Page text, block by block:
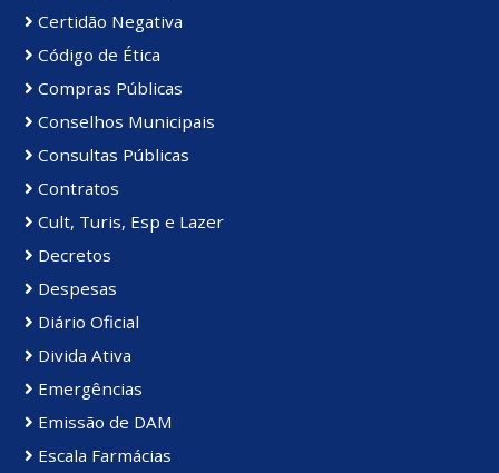
Certidão Negativa
Código de Ética
Compras Públicas
Conselhos Municipais
Consultas Públicas
Contratos
Cult, Turis, Esp e Lazer
Decretos
Despesas
Diário Oficial
Divida Ativa
Emergências
Emissão de DAM
Escala Farmácias